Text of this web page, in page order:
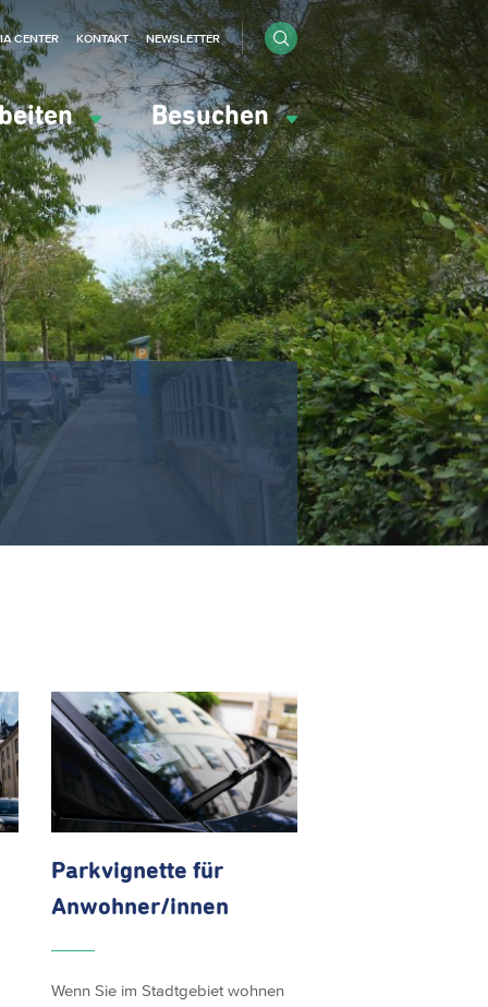
Besuchen
CENTER KONTAKT NEWSLETTER
Parkvignette für
Anwohner/innen
Wenn Sie im Stadtgebiet wohnen